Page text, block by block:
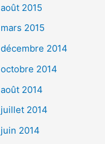
août 2015
mars 2015
décembre 2014
octobre 2014
août 2014
juillet 2014
juin 2014